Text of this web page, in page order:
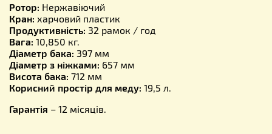
Ротор: Нержавіючий
Кран: харчовий пластик
Продуктивність: 32 рамок / год
Вага: 10,850 кг.
Діаметр бака: 397 мм
Діаметр з ніжками: 657 мм
Висота бака: 712 мм
Корисний простір для меду: 19,5 л.
Гарантія – 12 місяців.